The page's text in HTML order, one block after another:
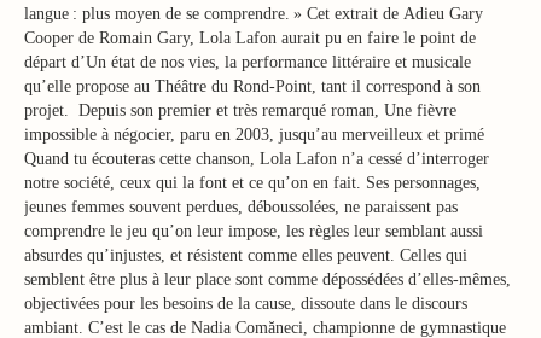
langue : plus moyen de se comprendre. » Cet extrait de Adieu Gary
Cooper de Romain Gary, Lola Lafon aurait pu en faire le point de
départ d’Un état de nos vies, la performance littéraire et musicale
qu’elle propose au Théâtre du Rond-Point, tant il correspond à son
projet. Depuis son premier et très remarqué roman, Une fièvre
impossible à négocier, paru en 2003, jusqu’au merveilleux et primé
Quand tu écouteras cette chanson, Lola Lafon n’a cessé d’interroger
notre société, ceux qui la font et ce qu’on en fait. Ses personnages,
jeunes femmes souvent perdues, déboussolées, ne paraissent pas
comprendre le jeu qu’on leur impose, les règles leur semblant aussi
absurdes qu’injustes, et résistent comme elles peuvent. Celles qui
semblent être plus à leur place sont comme dépossédées d’elles-mêmes,
objectivées pour les besoins de la cause, dissoute dans le discours
ambiant. C’est le cas de Nadia Comăneci, championne de gymnastique